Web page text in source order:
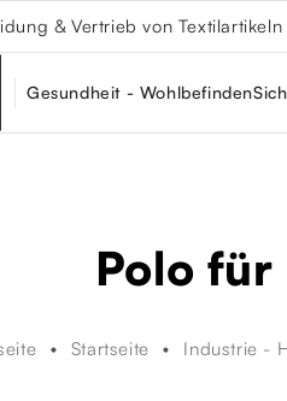
& Vertrieb von Textilartikeln
Gesundheit - Wohlbefinden
Polo
Startseite Industrie -